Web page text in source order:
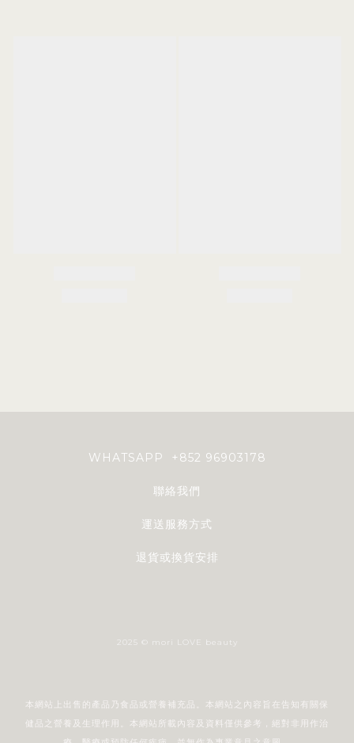
WHATSAPP +852 96903178
聯絡我們
運送服務方式
退貨或換貨安排
2025 © mori LOVE beauty
本網站上出售的產品乃食品或營養補充品。本網站之內容旨在告知有關保
健品之營養及生理作用。本網站所載內容及資料僅供參考，絕對非用作治